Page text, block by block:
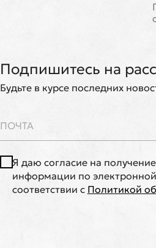
Подпишитесь на
Будьте в курсе последних
Я даю согласие на
информации по
соответствии с Политикой